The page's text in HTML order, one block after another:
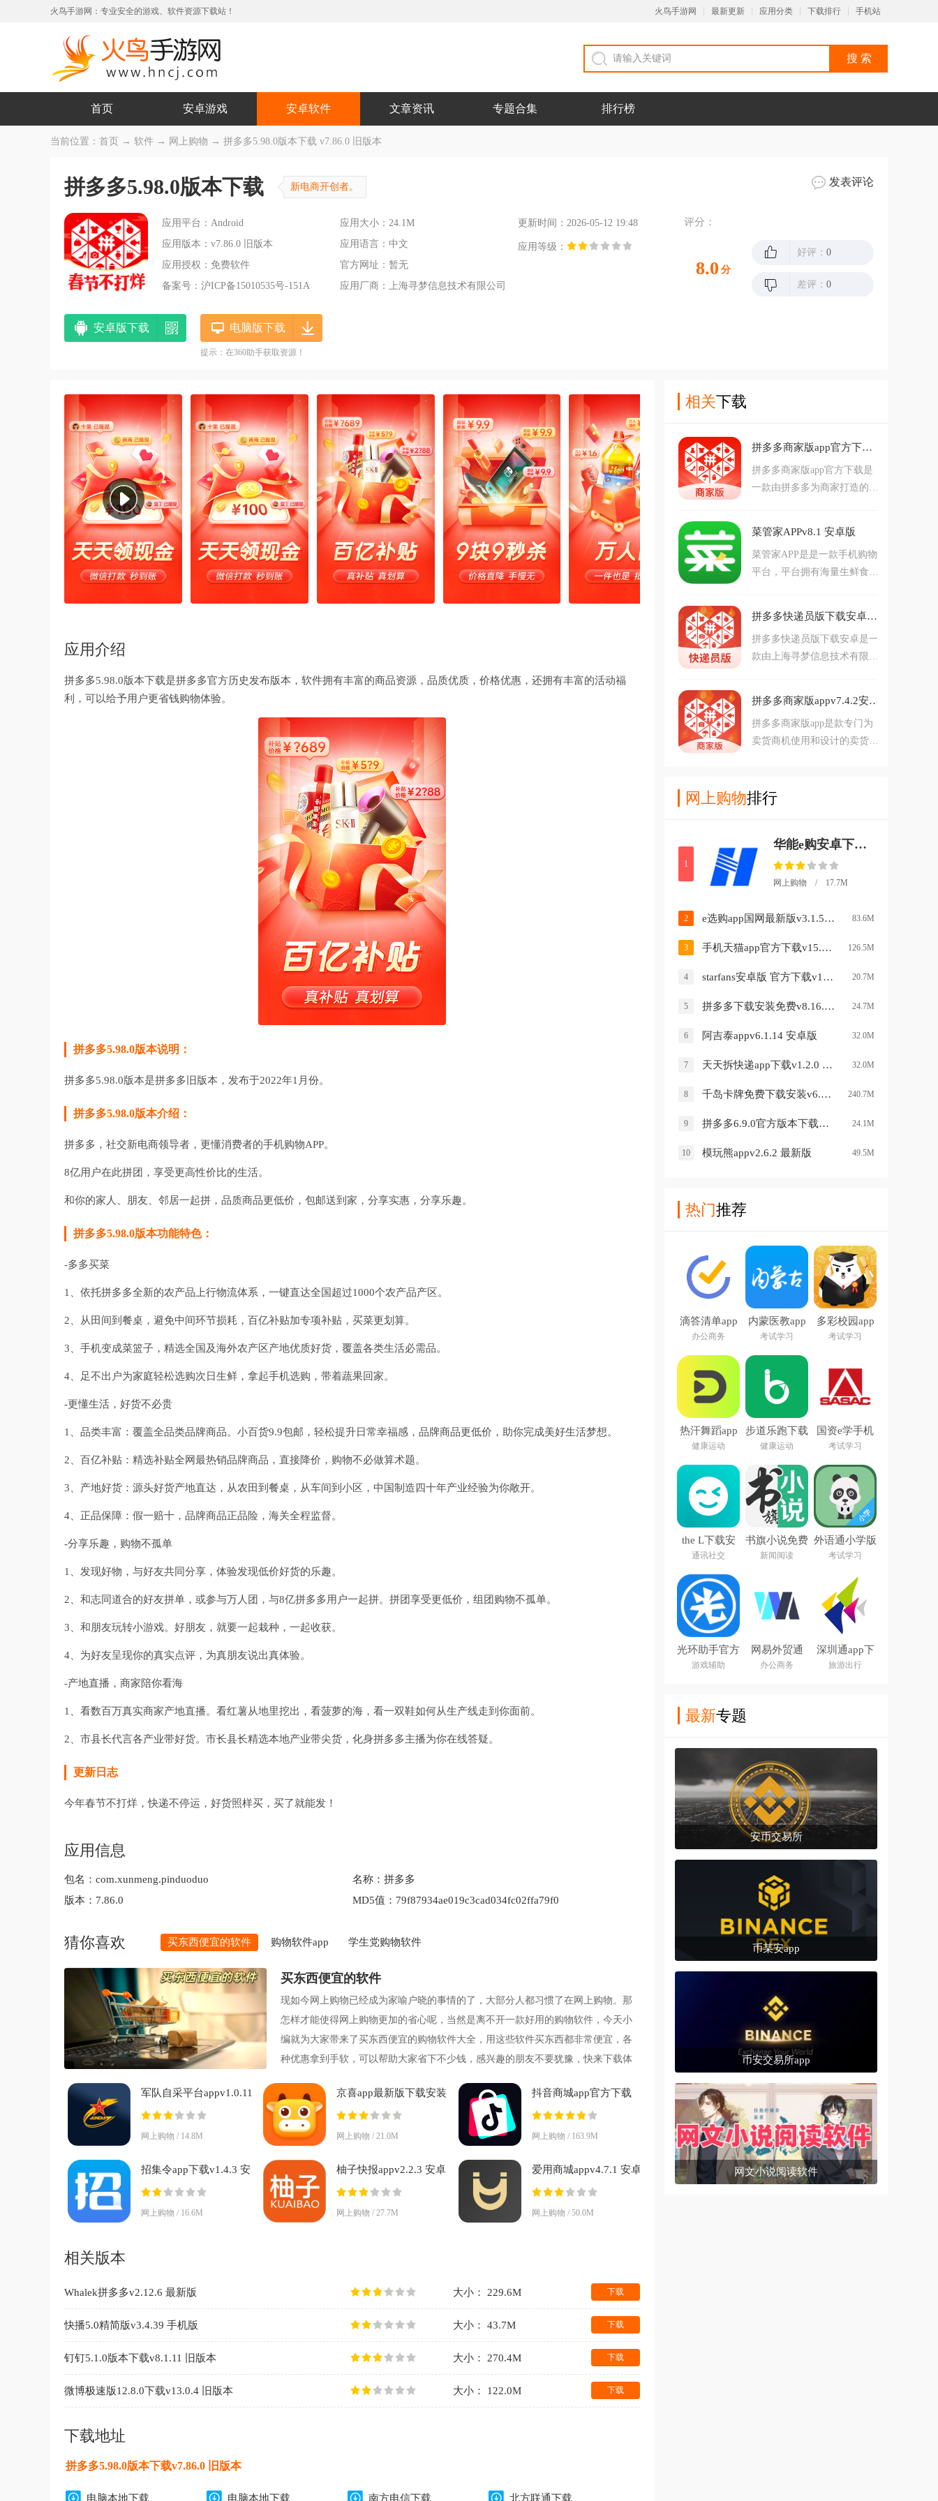
火鸟手游网：专业安全的游戏、软件资源下载站！ 火鸟手游网 最新更新 应用分类 下载排行 手机站
首页 安卓游戏 安卓软件 文章资讯 专题合集 排行榜
当前位置： 首页 → 软件 → 网上购物 → 拼多多5.98.0版本下载 v7.86.0 旧版本
拼多多5.98.0版本下载 新电商开创者。 发表评论
应用平台：Android 应用大小：24.1M
更新时间：2026-05-12 19:48
应用版本：v7.86.0 旧版本
应用语言：中文
应用等级：
应用授权：免费软件
官方网址：暂无
备案号：沪ICP备15010535号-151A
应用厂商：上海寻梦信息技术有限公司
评分：
8.0 分
好评： 0
差评： 0
安卓版下载 电脑版下载
提示：在360助手获取资源！
应用介绍
拼多多5.98.0版本下载是拼多多官方历史发布版本，软件拥有丰富的商品资源，品质优质，价格优惠，还拥有丰富的活动福
利，可以给予用户更省钱购物体验。
拼多多5.98.0版本说明：
拼多多5.98.0版本是拼多多旧版本，发布于2022年1月份。
拼多多5.98.0版本介绍：
拼多多，社交新电商领导者，更懂消费者的手机购物APP。
8亿用户在此拼团，享受更高性价比的生活。
和你的家人、朋友、邻居一起拼，品质商品更低价，包邮送到家，分享实惠，分享乐趣。
拼多多5.98.0版本功能特色：
-多多买菜
1、依托拼多多全新的农产品上行物流体系，一键直达全国超过1000个农产品产区。
2、从田间到餐桌，避免中间环节损耗，百亿补贴加专项补贴，买菜更划算。
3、手机变成菜篮子，精选全国及海外农产区产地优质好货，覆盖各类生活必需品。
4、足不出户为家庭轻松选购次日生鲜，拿起手机选购，带着蔬果回家。
-更懂生活，好货不必贵
1、品类丰富：覆盖全品类品牌商品。小百货9.9包邮，轻松提升日常幸福感，品牌商品更低价，助你完成美好生活梦想。
2、百亿补贴：精选补贴全网最热销品牌商品，直接降价，购物不必做算术题。
3、产地好货：源头好货产地直达，从农田到餐桌，从车间到小区，中国制造四十年产业经验为你敞开。
4、正品保障：假一赔十，品牌商品正品险，海关全程监督。
-分享乐趣，购物不孤单
1、发现好物，与好友共同分享，体验发现低价好货的乐趣。
2、和志同道合的好友拼单，或参与万人团，与8亿拼多多用户一起拼。拼团享受更低价，组团购物不孤单。
3、和朋友玩转小游戏。好朋友，就要一起栽种，一起收获。
4、为好友呈现你的真实点评，为真朋友说出真体验。
-产地直播，商家陪你看海
1、看数百万真实商家产地直播。看红薯从地里挖出，看菠萝的海，看一双鞋如何从生产线走到你面前。
2、市县长代言各产业带好货。市长县长精选本地产业带尖货，化身拼多多主播为你在线答疑。
更新日志
今年春节不打烊，快递不停运，好货照样买，买了就能发！
应用信息
包名： com.xunmeng.pinduoduo 名称： 拼多多
版本： 7.86.0 MD5值： 79f87934ae019c3cad034fc02ffa79f0
猜你喜欢 买东西便宜的软件 购物软件app 学生党购物软件
买东西便宜的软件
现如今网上购物已经成为家喻户晓的事情的了，大部分人都习惯了在网上购物。那
怎样才能使得网上购物更加的省心呢，当然是离不开一款好用的购物软件，今天小
编就为大家带来了买东西便宜的购物软件大全，用这些软件买东西都非常便宜，各
种优惠拿到手软，可以帮助大家省下不少钱，感兴趣的朋友不要犹豫，快来下载体
军队自采平台appv1.0.11
安卓版
网上购物 / 14.8M
京喜app最新版下载安装
v6.0.0 安卓版
网上购物 / 21.0M
抖音商城app官方下载
v39.6.0 最新版
网上购物 / 163.9M
招集令app下载v1.4.3 安
卓版
网上购物 / 16.6M
柚子快报appv2.2.3 安卓
版
网上购物 / 27.7M
爱用商城appv4.7.1 安卓
版
网上购物 / 50.0M
相关版本
Whalek拼多多v2.12.6 最新版 大小： 229.6M 下载
快播5.0精简版v3.4.39 手机版 大小： 43.7M 下载
钉钉5.1.0版本下载v8.1.11 旧版本 大小： 270.4M 下载
微博极速版12.8.0下载v13.0.4 旧版本 大小： 122.0M 下载
下载地址
拼多多5.98.0版本下载v7.86.0 旧版本
电脑本地下载 电脑本地下载 南方电信下载 北方联通下载
相关下载
拼多多商家版app官方下载v7.4.2 最新版
拼多多商家版app官方下载是
一款由拼多多为商家打造的移
等丰富功能，提高工作效率，
帮助商家更好的经营管理店
铺，有需要的朋友可以来下载
菜管家APPv8.1 安卓版
菜管家APP是是一款手机购物
平台，平台拥有海量生鲜食
助用户更智慧买菜购物，畅享
智慧便捷生活。
拼多多快递员版下载安卓v1.54.0 最新版
拼多多快递员版下载安卓是一
款由上海寻梦信息技术有限公
预约寄件后，快递员根据下单
信心进行上么取件揽件等。
拼多多商家版appv7.4.2安卓最新版
拼多多商家版app是款专门为
卖货商机使用和设计的卖货软
时也是大家在使用的过程中，
个也是大家在软件的使
网上购物排行
1
华能e购安卓下载v4.0.8 手机版
网上购物 / 17.7M
2 e选购app国网最新版v3.1.5 安卓版 83.6M
3 手机天猫app官方下载v15.84.0 最新版 126.5M
4 starfans安卓版 官方下载v1.0.12 最新版 20.7M
5 拼多多下载安装免费v8.16.0 最新版 24.7M
6 阿吉泰appv6.1.14 安卓版 32.0M
7 天天拆快递app下载v1.2.0 安卓版 32.0M
8 千岛卡牌免费下载安装v6.54.0最新版 240.7M
9 拼多多6.9.0官方版本下载安装v7.86.0 旧版本 24.1M
10 模玩熊appv2.6.2 最新版 49.5M
热门推荐
滴答清单app
下载安装
办公商务
内蒙医教app
考试学习
多彩校园app
最新版
考试学习
热汗舞蹈app
下载安装
健康运动
步道乐跑下载
安装
健康运动
国资e学手机
app下载安装
考试学习
the L下载安
卓最新版本
2026
通讯社交
书旗小说免费
阅读下载最新
版
新闻阅读
外语通小学版
APP官方最新
版
考试学习
光环助手官方
正版app
游戏辅助
网易外贸通
app
办公商务
深圳通app下
载最新版
旅游出行
最新专题
安币交易所
币某安app
币安交易所app
网文小说阅读软件